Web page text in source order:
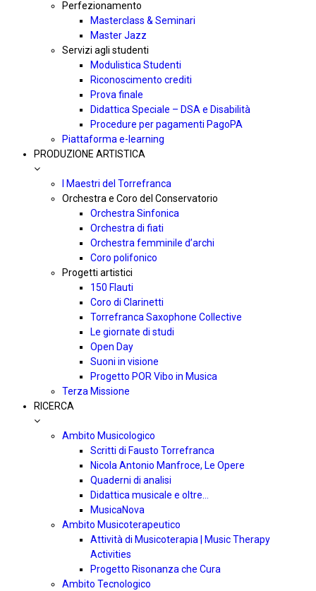
Perfezionamento
Masterclass & Seminari
Master Jazz
Servizi agli studenti
Modulistica Studenti
Riconoscimento crediti
Prova finale
Didattica Speciale – DSA e Disabilità
Procedure per pagamenti PagoPA
Piattaforma e-learning
PRODUZIONE ARTISTICA
I Maestri del Torrefranca
Orchestra e Coro del Conservatorio
Orchestra Sinfonica
Orchestra di fiati
Orchestra femminile d’archi
Coro polifonico
Progetti artistici
150 Flauti
Coro di Clarinetti
Torrefranca Saxophone Collective
Le giornate di studi
Open Day
Suoni in visione
Progetto POR Vibo in Musica
Terza Missione
RICERCA
Ambito Musicologico
Scritti di Fausto Torrefranca
Nicola Antonio Manfroce, Le Opere
Quaderni di analisi
Didattica musicale e oltre…
MusicaNova
Ambito Musicoterapeutico
Attività di Musicoterapia | Music Therapy
Activities
Progetto Risonanza che Cura
Ambito Tecnologico